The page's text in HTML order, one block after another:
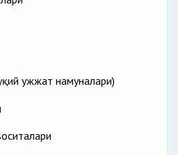
ҳужжат намуналари)